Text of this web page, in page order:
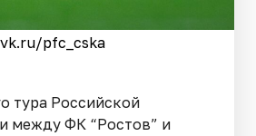
vk.ru/pfc_cska
тура Российской
между ФК “Ростов” и